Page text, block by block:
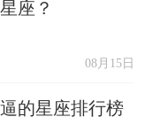
座？
08月15日
的星座排行榜